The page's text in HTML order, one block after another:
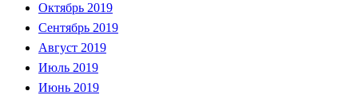
Октябрь 2019
Сентябрь 2019
Август 2019
Июль 2019
Июнь 2019